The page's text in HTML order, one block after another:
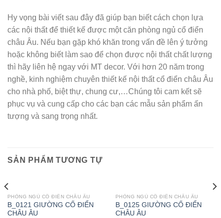
Hy vọng bài viết sau đây đã giúp bạn biết cách chọn lựa
các nội thất để thiết kế được một căn phòng ngủ cổ điển
châu Âu. Nếu bạn gặp khó khăn trong vấn đề lên ý tưởng
hoặc không biết làm sao để chọn được nội thất chất lượng
thì hãy liên hệ ngay với MT decor. Với hơn 20 năm trong
nghề, kinh nghiệm chuyên thiết kế nội thất cổ điển châu Âu
cho nhà phố, biệt thự, chung cư,…Chúng tôi cam kết sẽ
phục vụ và cung cấp cho các bạn các mẫu sản phẩm ấn
tượng và sang trọng nhất.
SẢN PHẨM TƯƠNG TỰ
PHÒNG NGỦ CỔ ĐIỂN CHÂU ÂU
B_0121 GIƯỜNG CỐ ĐIỂN
CHÂU ÂU
PHÒNG NGỦ CỔ ĐIỂN CHÂU ÂU
B_0125 GIƯỜNG CỐ ĐIỂN
CHÂU ÂU